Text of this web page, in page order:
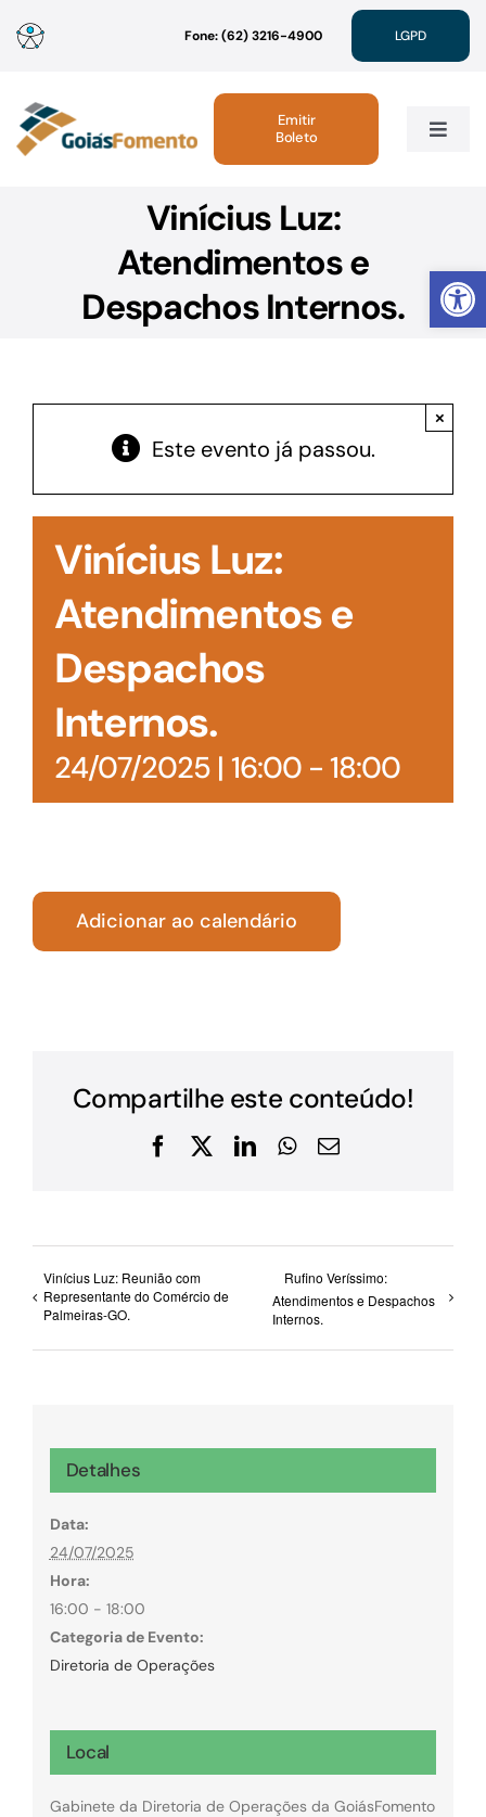
Abrir
para
conteúdo
Fone: (62) 3216-4900 LGPD
Toggle
Linhas de Crédito
Acesso à Informação
Emitir
Boleto
Vinícius Luz:
Atendimentos e
Despachos Internos.
Este evento já passou.
×
Vinícius Luz:
Atendimentos e
Despachos
Internos.
24/07/2025 | 16:00- 18:00
Adicionar ao calendário
Compartilhe este conteúdo!
Facebook
X LinkedInWhatsApp
E-
Vinícius Luz: Reunião com
Representante do Comércio de
Palmeiras-GO.
Rufino Veríssimo:
Atendimentos e Despachos
Internos.
Detalhes
Data:
24/07/2025
Hora:
16:00 - 18:00
Categoria de Evento:
Diretoria de Operações
Local
Gabinete da Diretoria de Operações da GoiásFomento